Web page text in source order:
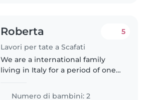
Roberta
Lavori per tate a Scafati
5
We are a international family
living in Italy for a period of one
Numero di bambini: 2